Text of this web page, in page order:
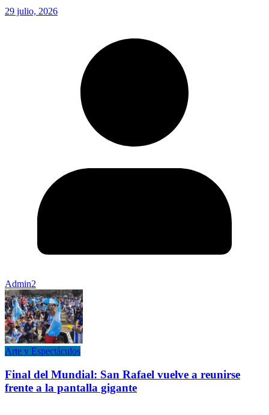
29 julio, 2026
Admin2
Arte y Espectáculos
Final del Mundial: San Rafael vuelve a reunirse
frente a la pantalla gigante